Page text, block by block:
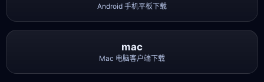
Android 手机平板下载
mac
Mac 电脑客户端下载